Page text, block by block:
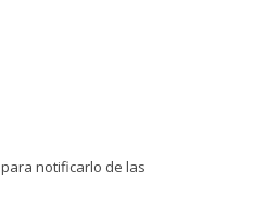
notificarlo de las